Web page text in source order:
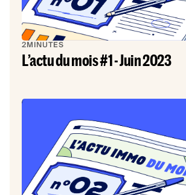
2MINUTES
L’actu du mois #1 - Juin 2023